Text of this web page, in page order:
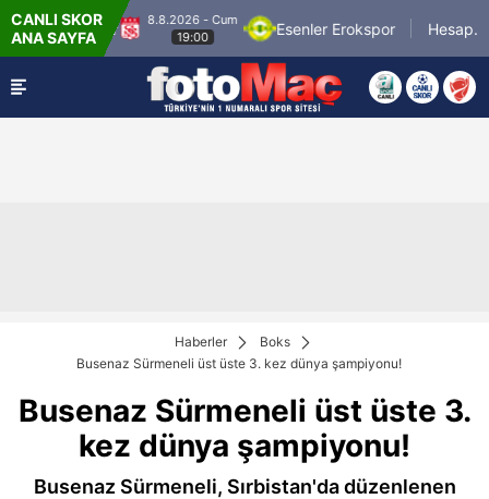
CANLI SKOR
ANA SAYFA
Sivasspor
8.8.2026 - Cum
19:00
Esenler Erokspor
Haberler
Boks
Busenaz Sürmeneli üst üste 3. kez dünya şampiyonu!
Busenaz Sürmeneli üst üste 3.
kez dünya şampiyonu!
Busenaz Sürmeneli, Sırbistan'da düzenlenen